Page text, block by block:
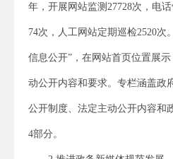
年，开展网站监测27728次，电
74次，人工网站定期巡检2520次
信息公开”，在网站首页位置展
动公开内容和要求。专栏涵盖政
公开制度、法定主动公开内容和
4部分。